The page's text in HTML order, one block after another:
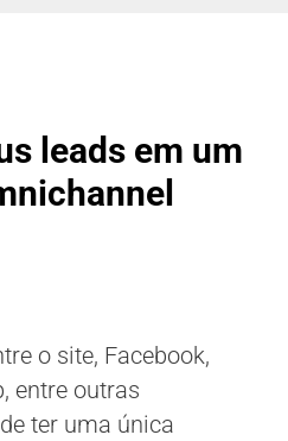
leads em um
o site, Facebook,
entre outras
ter uma única